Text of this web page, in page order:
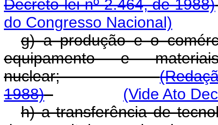
Decreto-lei nº 2.464, de 1988)
do Congresso Nacional)
g) a produção e o
equipamento e
nuclear;
1988)
(Vide Ato
h) a transferência de